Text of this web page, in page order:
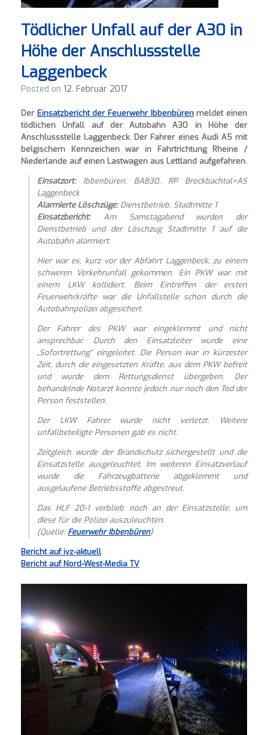
Tödlicher Unfall auf der A30 in
Höhe der Anschlussstelle
Laggenbeck
Posted on 12. Februar 2017
Der Einsatzbericht der Feuerwehr Ibbenbürenmeldet einen
tödlichen Unfall auf der Autobahn A30 in Höhe der
Anschlussstelle Laggenbeck. Der Fahrer eines Audi A5 mit
belgischem Kennzeichen war in Fahrtrichtung Rheine /
Niederlande auf einen Lastwagen aus Lettland aufgefahren.
Einsatzort:Ibbenbüren, BAB30, RP Brockbachtal>AS
Laggenbeck
Alarmierte Löschzüge:Dienstbetrieb, Stadtmitte 1
Einsatzbericht:Am Samstagabend wurden der
Dienstbetrieb und der Löschzug Stadtmitte 1 auf die
Autobahn alarmiert.
Hier war es, kurz vor der Abfahrt Laggenbeck, zu einem
schweren Verkehrunfall gekommen. Ein PKW war mit
einem LKW kollidiert. Beim Eintreffen der ersten
Feuerwehrkräfte war die Unfallstelle schon durch die
Autobahnpolizei abgesichert.
Der Fahrer des PKW war eingeklemmt und nicht
ansprechbar. Durch den Einsatzleiter wurde eine
„Sofortrettung“ eingeleitet. Die Person war in kürzester
Zeit, durch die eingesetzten Kräfte, aus dem PKW befreit
und wurde dem Rettungsdienst übergeben. Der
behandelnde Notarzt konnte jedoch nur noch den Tod der
Person feststellen.
Der LKW Fahrer wurde nicht verletzt. Weitere
unfallbeteiligte Personen gab es nicht.
Zeitgleich wurde der Brandschutz sichergestellt und die
Einsatzstelle ausgeleuchtet. Im weiteren Einsatzverlauf
wurde die Fahrzeugbatterie abgeklemmt und
ausgelaufene Betriebsstoffe abgestreut.
Das HLF 20-1 verblieb noch an der Einsatzstelle, um
diese für die Polizei auszuleuchten.
(Quelle: Feuerwehr Ibbenbüren)
Bericht auf ivz-aktuell
Bericht auf Nord-West-Media TV